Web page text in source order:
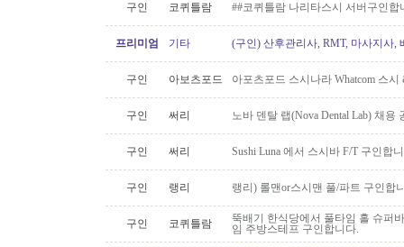
구인 코퀴틀람 ##코퀴틀람 나리타스시 서버구인합
프리미엄 기타 (구인) 산후관리사, RMT, 마사지사,
구인 아보츠포드 아포츠포드 스시나라 Whatcom 스
구인 써리 노바 덴탈 랩(Nova Dental Lab) 채용
구인 써리 Sushi Luna 에서 스시바 F/T 구인합
구인 랭리 랭리) 롤맨or스시맨 풀/파트 구인합
구인 코퀴틀람
뚝배기 한식당에서 풀타임 홀 슈퍼
임 주방스테프 구인합니다.